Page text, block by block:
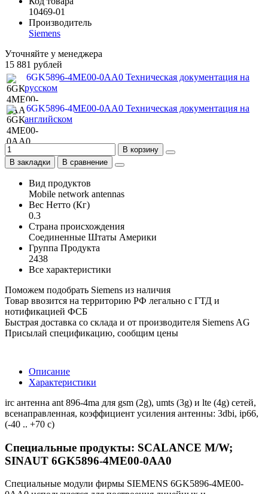
10469-01
Производитель
Siemens
Уточняйте у менеджера
15 881 рублей
6GK5896-4ME00-0AA0 Техническая документация на
русском
6GK5896-4ME00-0AA0 Техническая документация на
английском
В корзину
В закладки
В сравнение
Вид продуктов
Mobile network antennas
Вес Нетто (Кг)
0.3
Страна происхождения
Соединенные Штаты Америки
Группа Продукта
2438
Все характеристики
Поможем подобрать Siemens из наличия
Товар ввозится на территорию РФ легально с ГТД и
нотификацией ФСБ
Быстрая доставка со склада и от производителя Siemens AG
Присылай спецификацию, сообщим цены
Описание
Характеристики
irc антенна ant 896-4ma для gsm (2g), umts (3g) и lte (4g) сетей,
всенаправленная, коэффициент усиления антенны: 3dbi, ip66,
(-40 .. +70 c)
Специальные продукты: SCALANCE M/W;
SINAUT 6GK5896-4ME00-0AA0
Специальные модули фирмы SIEMENS 6GK5896-4ME00-